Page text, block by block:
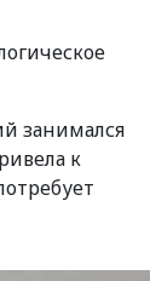
занимался
к